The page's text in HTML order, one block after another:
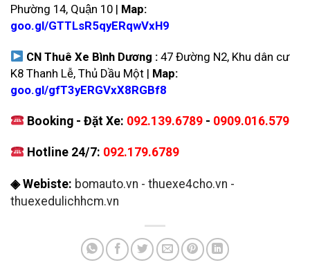
Phường 14, Quận 10 | Map:
goo.gl/GTTLsR5qyERqwVxH9
CN Thuê Xe Bình Dương :47 Đường N2, Khu dân cư
K8 Thanh Lễ, Thủ Dầu Một | Map:
goo.gl/gfT3yERGVxX8RGBf8
Booking - Đặt Xe: 092.139.6789 - 0909.016.579
Hotline 24/7: 092.179.6789
◈ Webiste: bomauto.vn - thuexe4cho.vn -
thuexedulichhcm.vn